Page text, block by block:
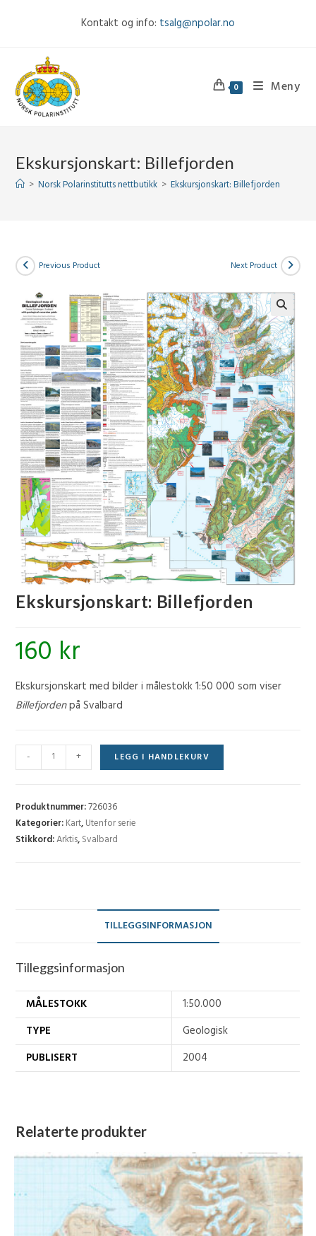
Kontakt og info: tsalg@npolar.no
0 Meny
Ekskursjonskart: Billefjorden
> Norsk Polarinstitutts nettbutikk > Ekskursjonskart: Billefjorden
Previous Product Next Product
🔍
Ekskursjonskart: Billefjorden
160 kr
Ekskursjonskart med bilder i målestokk 1:50 000 som viser
Billefjordenpå Svalbard
Ekskursjonskart:
Billefjorden
- + LEGG I HANDLEKURV
Produktnummer:726036
Kategorier:Kart,Utenfor serie
Stikkord:Arktis,Svalbard
TILLEGGSINFORMASJON
Tilleggsinformasjon
MÅLESTOKK
1:50.000
TYPE
Geologisk
PUBLISERT
2004
Relaterte produkter